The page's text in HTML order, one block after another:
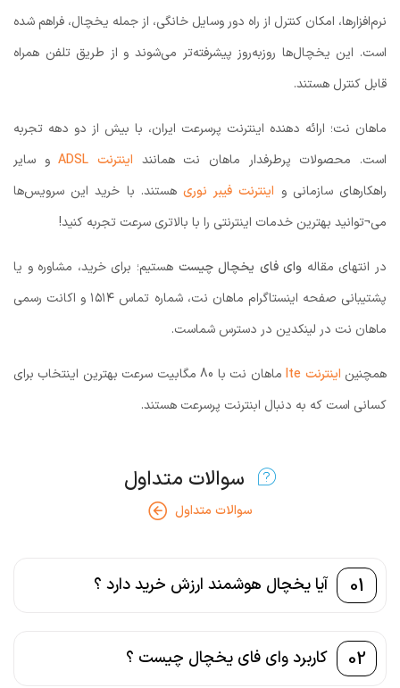
نرم‌افزارها، امکان کنترل از راه دور وسایل خانگی، از جمله یخچال‌، فراهم شده
است. این یخچال‌ها روزبه‌روز پیشرفته‌تر می‌شوند و از طریق تلفن همراه
قابل کنترل هستند.
ماهان نت؛ ارائه دهنده اینترنت پرسرعت ایران، با بیش از دو دهه تجربه
است. محصولات پرطرفدار ماهان نت همانند اینترنت ADSL
و سایر
راهکارهای سازمانی و اینترنت فیبر نوری هستند. با خرید این سرویس‌ها
می¬توانید بهترین خدمات اینترنتی را با بالاتری سرعت تجربه کنید!
در انتهای مقاله وای فای یخچال چیست هستیم؛ برای خرید، مشاوره و یا
پشتیبانی صفحه اینستاگرام ماهان نت، شماره تماس ۱۵۱۴ و اکانت رسمی
ماهان نت در لینکدین در دسترس شماست.
همچنین اینترنت lte
ماهان نت با 80 مگابیت سرعت بهترین اینتخاب برای
کسانی است که به دنبال ابنترنت پرسرعت هستند.
سوالات متداول
سوالات متداول
01 آیا یخچال هوشمند ارزش خرید دارد ؟
02 کاربرد وای فای یخچال چیست ؟